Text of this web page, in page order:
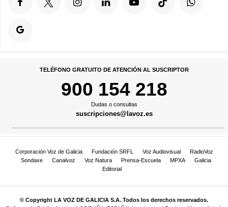
TELÉFONO GRATUITO DE ATENCIÓN AL SUSCRIPTOR
900 154 218
Dudas o consultas
suscripciones@lavoz.es
Corporación Voz de Galicia Fundación SRFL Voz Audiovisual
RadioVoz
Sondaxe
Canalvoz Voz Natura Prensa-Escuela MPXA
Galicia
Editorial
© Copyright LA VOZ DE GALICIA S.A. Todos los derechos reservados.